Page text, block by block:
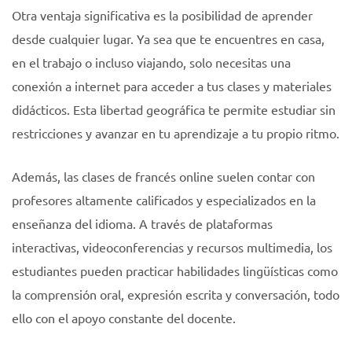
Otra ventaja significativa es la posibilidad de aprender
desde cualquier lugar. Ya sea que te encuentres en casa,
en el trabajo o incluso viajando, solo necesitas una
conexión a internet para acceder a tus clases y materiales
didácticos. Esta libertad geográfica te permite estudiar sin
restricciones y avanzar en tu aprendizaje a tu propio ritmo.
Además, las clases de francés online suelen contar con
profesores altamente calificados y especializados en la
enseñanza del idioma. A través de plataformas
interactivas, videoconferencias y recursos multimedia, los
estudiantes pueden practicar habilidades lingüísticas como
la comprensión oral, expresión escrita y conversación, todo
ello con el apoyo constante del docente.